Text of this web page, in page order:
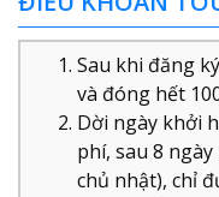
Sau khi đăng
và đóng hết
Dời ngày khởi
phí, sau 8
chủ nhật), chỉ